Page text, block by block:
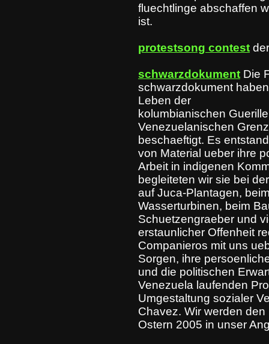
fluechtlinge abschaffen
ist.
protestsong contest
schwarzdokument Die
schwarzdokument
Leben der
kolumbianischen
Venezuelanischen
beschaeftigt. Es
von Material ueber ihre
Arbeit in indigenen
begleiteten wir sie bei
auf Juca-Plantagen,
Wasserturbinen, beim
Schuetzengraeber und
erstaunlicher Offenheit
Companieros mit uns
Sorgen, ihre
und die politischen
Venezuela laufenden
Umgestaltung sozialer
Chavez. Wir werden den
Ostern 2005 in unser